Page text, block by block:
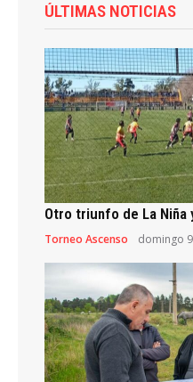
ÚLTIMAS NOTICIAS
Otro triunfo de La Niña
Torneo Ascenso domingo